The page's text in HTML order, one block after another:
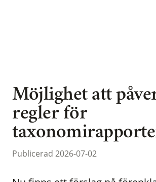
Möjlighet att
regler för
Publicerad 2026-07-02